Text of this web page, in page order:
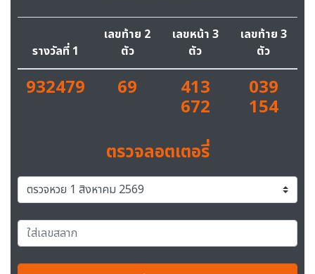
รางวัลที่ 1
เลขท้าย 2
ตัว
เลขหน้า 3
ตัว
เลขท้าย 3
ตัว
932479 69 413
672
039
154
ตรวจลอตเตอรี่